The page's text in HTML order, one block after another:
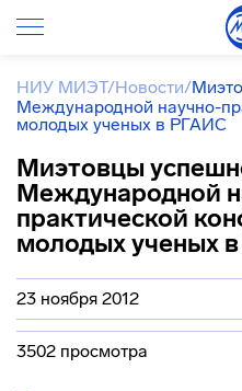
НИУ МИЭТ/Новости/
Международной научно-
молодых ученых в РГАИС
Миэтовцы
Международной
практической
молодых ученых
23 ноября 2012
3502 просмотра